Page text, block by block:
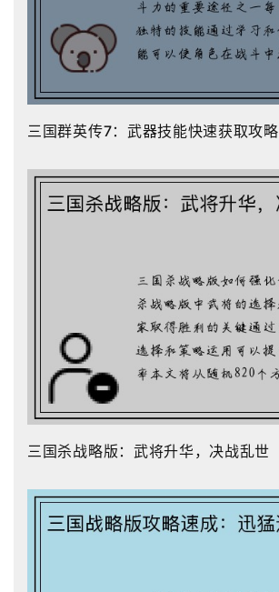
三国群英传7：武器技能快速获取攻略
三国杀战略版：武将升华，决战乱世